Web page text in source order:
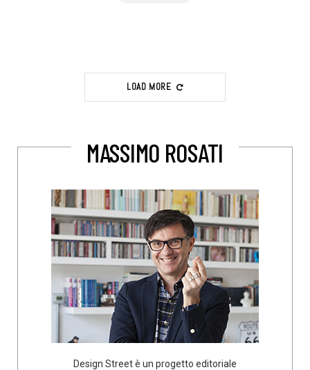
LOAD MORE
MASSIMO ROSATI
Design Street è un progetto editoriale